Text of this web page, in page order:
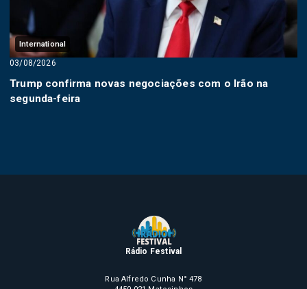
International
03/08/2026
Trump confirma novas negociações com o Irão na
segunda-feira
Rádio Festival
Rua Alfredo Cunha N° 478